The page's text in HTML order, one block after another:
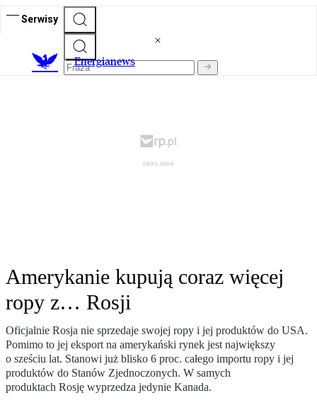
Serwisy
Energianews
Amerykanie kupują coraz więcej
ropy z… Rosji
Oficjalnie Rosja nie sprzedaje swojej ropy i jej produktów do USA.
Pomimo to jej eksport na amerykański rynek jest największy
o sześciu lat. Stanowi już blisko 6 proc. całego importu ropy i jej
produktów do Stanów Zjednoczonych. W samych
produktach Rosję wyprzedza jedynie Kanada.